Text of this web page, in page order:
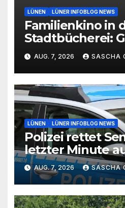
LÜNEN LÜNER INFOBLOG NEWS
Familienkino in
Stadtbücherei:
Film bei freiem
AUG. 7, 2026 SASCHA
LÜNEN LÜNER INFOBLOG NEWS
Polizei rettet
letzter Minute
bei Lünen
AUG. 7, 2026 SASCHA